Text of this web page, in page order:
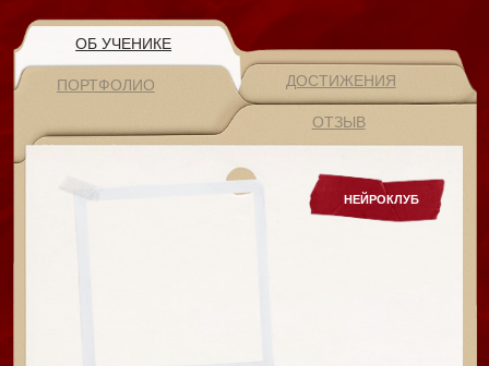
ДОСТИЖЕНИЯ
ОТЗЫВ